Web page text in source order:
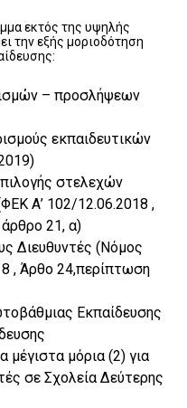
εκτός της υψηλής
την εξής μοριοδότηση
– προσλήψεων
εκπαιδευτικών
στελεχών
Α’ 102/12.06.2018 ,
21, α)
Διευθυντές (Nόμος
, Άρθο 24,περίπτωση
Εκπαίδευσης
μέγιστα μόρια (2) για
σε Σχολεία Δεύτερης